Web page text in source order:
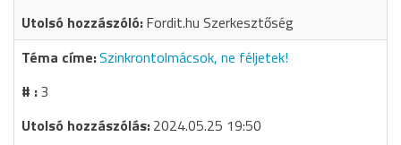
Fordit.hu Szerkesztőség
Szinkrontolmácsok, ne féljetek!
3
2024.05.25 19:50